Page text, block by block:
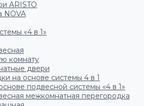
ARISTO
NOVA
«4 в 1»
комнату
двери
на основе системы 4 в 1
подвесной системы «4 в 1»
межкомнатная перегородка